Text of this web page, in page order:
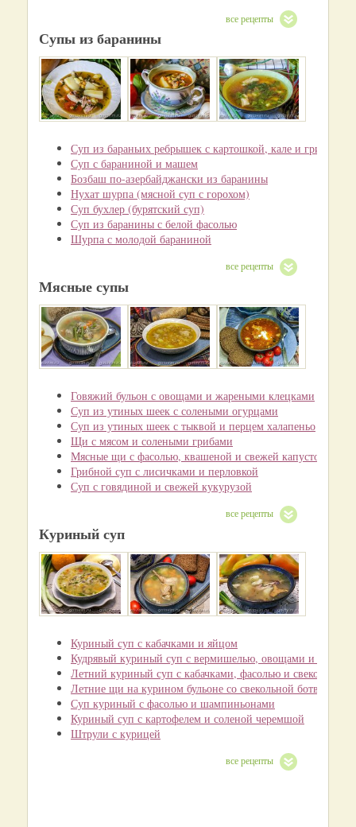
все рецепты
Супы из баранины
Суп из бараньих ребрышек с картошкой, кале и грибами
Суп с бараниной и машем
Бозбаш по-азербайджански из баранины
Нухат шурпа (мясной суп с горохом)
Суп бухлер (бурятский суп)
Суп из баранины с белой фасолью
Шурпа с молодой бараниной
все рецепты
Мясные супы
Говяжий бульон с овощами и жареными клецками
Суп из утиных шеек с солеными огурцами
Суп из утиных шеек с тыквой и перцем халапеньо
Щи с мясом и солеными грибами
Мясные щи с фасолью, квашеной и свежей капустой
Грибной суп с лисичками и перловкой
Суп с говядиной и свежей кукурузой
все рецепты
Куриный суп
Куриный суп с кабачками и яйцом
Кудрявый куриный суп с вермишелью, овощами и сырым
Летний куриный суп с кабачками, фасолью и свекольной
Летние щи на курином бульоне со свекольной ботвой
Суп куриный с фасолью и шампиньонами
Куриный суп с картофелем и соленой черемшой
Штрули с курицей
все рецепты